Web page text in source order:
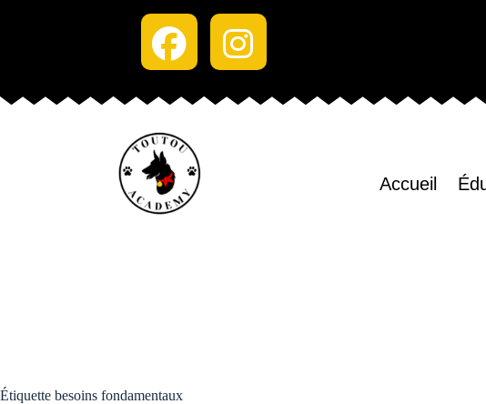
Accueil
Étiquette besoins fondamentaux